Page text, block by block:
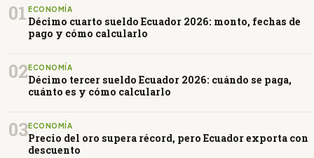
01 ECONOMÍA
Décimo cuarto sueldo Ecuador 2026: monto, fechas de
pago y cómo calcularlo
02ECONOMÍA
Décimo tercer sueldo Ecuador 2026: cuándo se paga,
cuánto es y cómo calcularlo
03ECONOMÍA
Precio del oro supera récord, pero Ecuador exporta con
descuento